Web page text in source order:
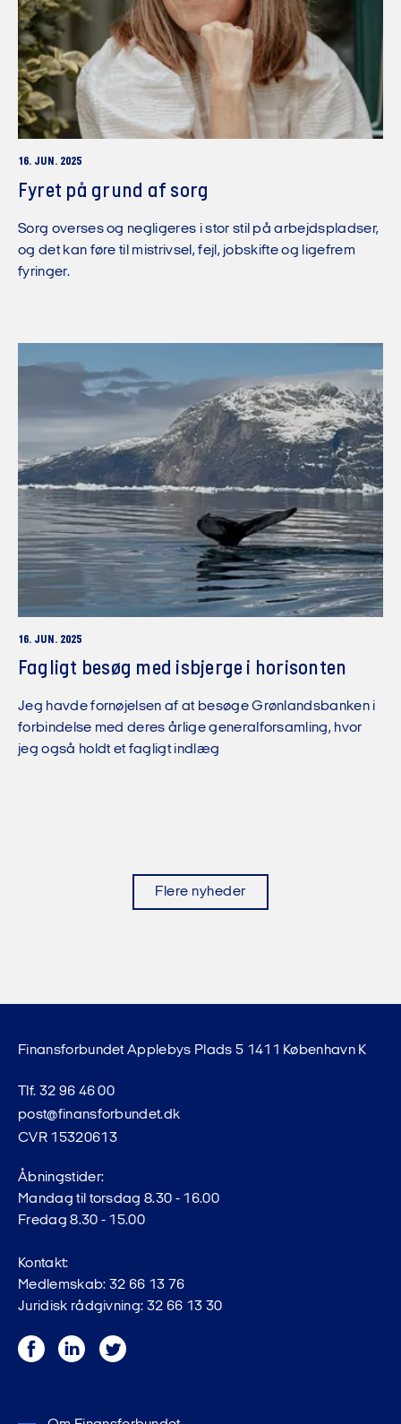
16. JUN. 2025
Fyret på grund af sorg
Sorg overses og negligeres i stor stil på arbejdspladser,
og det kan føre til mistrivsel, fejl, jobskifte og ligefrem
fyringer.
16. JUN. 2025
Fagligt besøg med isbjerge i horisonten
Jeg havde fornøjelsen af at besøge Grønlandsbanken i
forbindelse med deres årlige generalforsamling, hvor
jeg også holdt et fagligt indlæg
Flere nyheder
Finansforbundet Applebys Plads 5 1411 København K
Tlf. 32 96 46 00
post@finansforbundet.dk
CVR 15320613
Åbningstider:
Mandag til torsdag 8.30 - 16.00
Fredag 8.30 - 15.00
Kontakt:
Medlemskab: 32 66 13 76
Juridisk rådgivning: 32 66 13 30
FacebookLinkedInTwitter